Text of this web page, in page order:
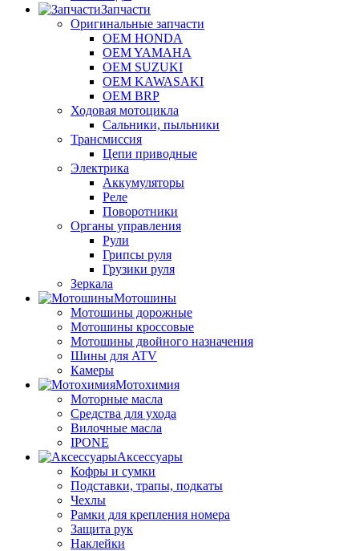
Запчасти
Оригинальные запчасти
OEM HONDA
OEM YAMAHA
OEM SUZUKI
OEM KAWASAKI
OEM BRP
Ходовая мотоцикла
Сальники, пыльники
Трансмиссия
Цепи приводные
Электрика
Аккумуляторы
Реле
Поворотники
Органы управления
Рули
Грипсы руля
Грузики руля
Зеркала
Мотошины
Мотошины дорожные
Мотошины кроссовые
Мотошины двойного назначения
Шины для ATV
Камеры
Мотохимия
Моторные масла
Средства для ухода
Вилочные масла
IPONE
Аксессуары
Кофры и сумки
Подставки, трапы, подкаты
Чехлы
Рамки для крепления номера
Защита рук
Наклейки